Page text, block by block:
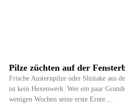
Pilze züchten auf der
Frische Austernpilze oder Shiitake aus
ist kein Hexenwerk. Wer ein paar
wenigen Wochen seine erste Ernte.